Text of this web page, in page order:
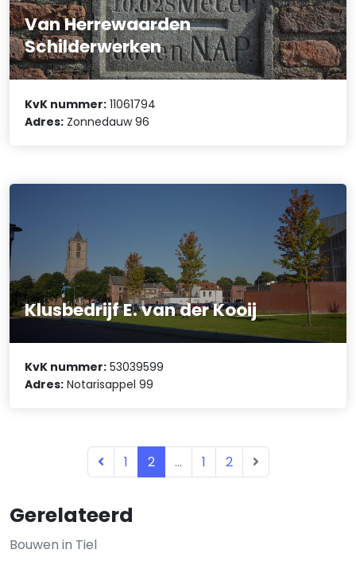
Gerelateerd
Bouwen in Tiel
Van Herrewaarden
Schilderwerken
KvK nummer: 11061794
Adres: Zonnedauw 96
Klusbedrijf E. van der Kooij
KvK nummer: 53039599
Adres: Notarisappel 99
1 2 ... 1 2